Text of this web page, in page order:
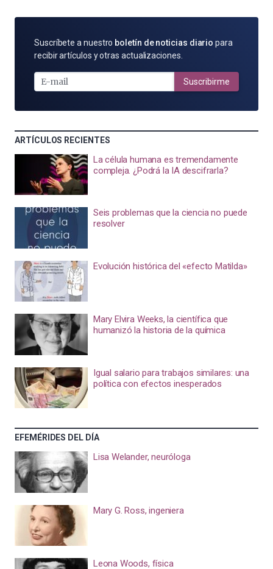
SUSCRÍBETE
POR
MAIL
Suscríbete a nuestro boletín de noticias diario para
recibir artículos y otras actualizaciones.
Suscribirme
ARTÍCULOS RECIENTES
La célula humana es tremendamente
compleja. ¿Podrá la IA descifrarla?
Seis problemas que la ciencia no puede
resolver
Evolución histórica del «efecto Matilda»
Mary Elvira Weeks, la científica que
humanizó la historia de la química
Igual salario para trabajos similares: una
política con efectos inesperados
EFEMÉRIDES DEL DÍA
Lisa Welander, neuróloga
Mary G. Ross, ingeniera
Leona Woods, física